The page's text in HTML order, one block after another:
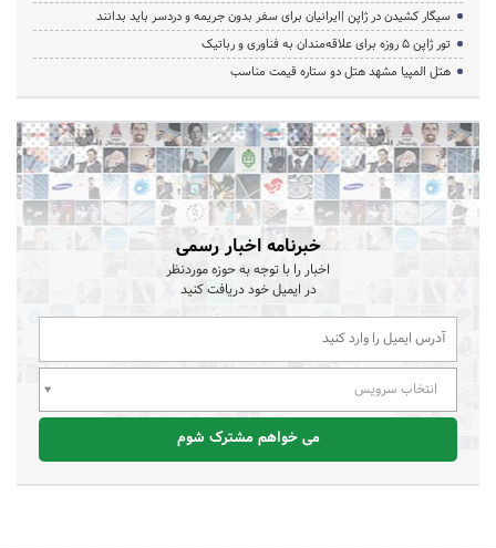
سیگار کشیدن در ژاپن |ایرانیان برای سفر بدون جریمه و دردسر باید بدانند
تور ژاپن ۵ روزه برای علاقه‌مندان به فناوری و رباتیک
هتل المپیا مشهد هتل دو ستاره قیمت مناسب
خبرنامه اخبار رسمی
اخبار را با توجه به حوزه موردنظر
در ایمیل خود دریافت کنید
انتخاب سرویس
می خواهم مشترک شوم